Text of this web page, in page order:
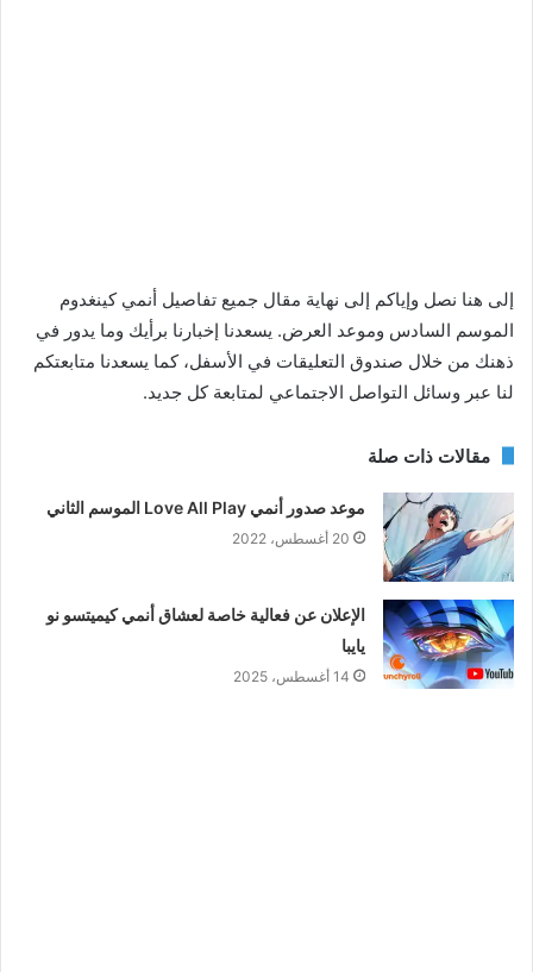
إلى هنا نصل وإياكم إلى نهاية مقال جميع تفاصيل أنمي كينغدوم
الموسم السادس وموعد العرض. يسعدنا إخبارنا برأيك وما يدور في
ذهنك من خلال صندوق التعليقات في الأسفل، كما يسعدنا متابعتكم
لنا عبر وسائل التواصل الاجتماعي لمتابعة كل جديد.
مقالات ذات صلة
موعد صدور أنمي Love All Play الموسم الثاني
20 أغسطس، 2022
الإعلان عن فعالية خاصة لعشاق أنمي كيميتسو نو
يايبا
14 أغسطس، 2025